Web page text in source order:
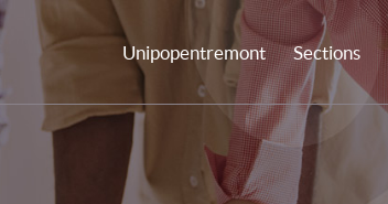
Unipopentremont Sections